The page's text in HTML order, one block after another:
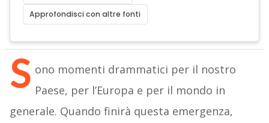
Approfondisci con altre fonti
S ono momenti drammatici per il nostro
Paese, per l’Europa e per il mondo in
generale. Quando finirà questa emergenza,